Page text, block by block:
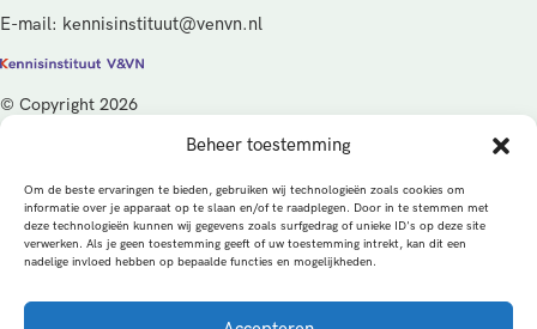
Beheer toestemming
Om de beste ervaringen te bieden, gebruiken wij technologieën zoals cookies om
informatie over je apparaat op te slaan en/of te raadplegen. Door in te stemmen met
deze technologieën kunnen wij gegevens zoals surfgedrag of unieke ID's op deze site
verwerken. Als je geen toestemming geeft of uw toestemming intrekt, kan dit een
nadelige invloed hebben op bepaalde functies en mogelijkheden.
E-mail: kennisinstituut@venvn.nl
© Copyright 2026
De activiteiten van het Kennisinstituut V&VN worden gefinancierd
vanuit de kwaliteitsgelden van het ministerie van Volksgezondheid,
Welzijn en Sport (VWS), beheerd door ZonMw.
PrivacybeleidCookiesAlgemene voorwaarden